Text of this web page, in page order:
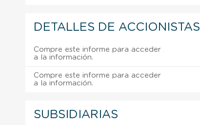
DETALLES DE ACCIONISTAS
Compre este informe para acceder
a la información.
Compre este informe para acceder
a la información.
SUBSIDIARIAS